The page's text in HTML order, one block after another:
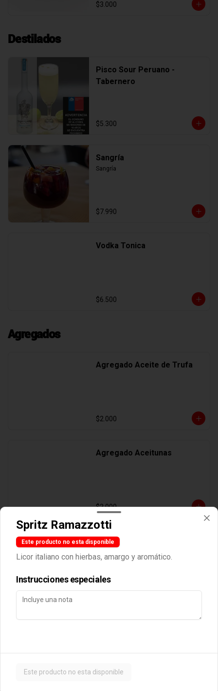
$3.000
Destilados
Pisco Sour Peruano -
Tabernero
$5.300
Sangría
Sangría
$7.990
Vodka Tonica
$6.500
Agregados
Agregado Aceite de Trufa
$2.000
Agregado Aceitunas
$2.000
Agregado Aji Verde
Spritz Ramazzotti
Este producto no esta disponible
Licor italiano con hierbas, amargo y aromático.
Instrucciones especiales
Este producto no esta disponible